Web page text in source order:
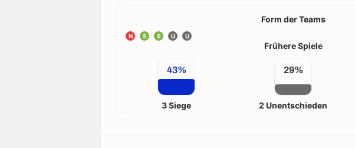
Form der Teams
N S S U U
Frühere Spiele
43%
3 Siege
29%
2 Unentschieden